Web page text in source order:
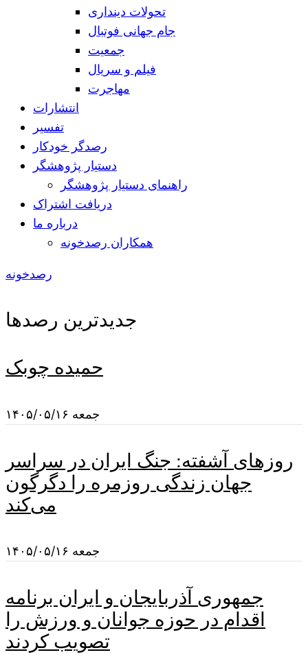
تحولات دینداری
جام جهانی فوتبال
جمعیت
فیلم و سریال
مهاجرت
انتشارات
تفسیر
رصدگر خودکار
دستیار پژوهشگر
راهنمای دستیار پژوهشگر
دریافت اشتراک
درباره ما
همکاران رصدخونه
رصدخونه
جدیدترین رصدها
حمیده چوبک
جمعه ۱۴۰۵/۰۵/۱۶
روزهای آشفته: جنگ ایران در سراسر
جهان زندگی روزمره را دگرگون
می‌کند
جمعه ۱۴۰۵/۰۵/۱۶
جمهوری آذربایجان و ایران برنامه
اقدام در حوزه جوانان و ورزش را
تصویب کردند